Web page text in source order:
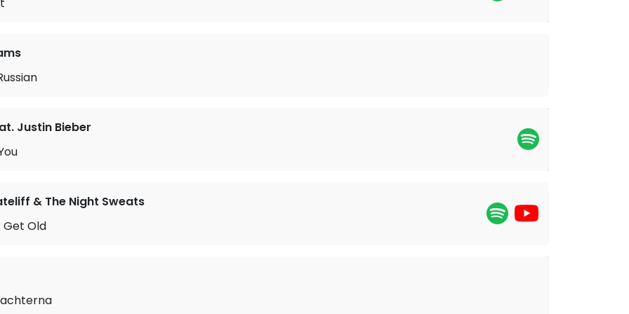
Justin Bieber
& The Night Sweats
Get Old